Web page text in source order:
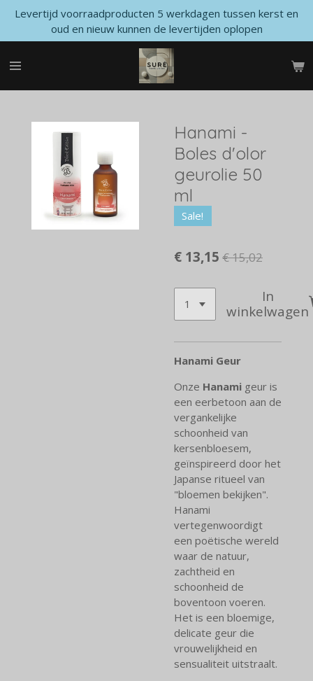
Ga
naar
de
Levertijd voorraadproducten 5 werkdagen tussen kerst en
oud en nieuw kunnen de levertijden oplopen
Hanami -
Boles d'olor
geurolie 50
ml
Sale!
€ 13,15 € 15,02
In
winkelwagen
Hanami Geur
Onze Hanami geur is
een eerbetoon aan de
vergankelijke
schoonheid van
kersenbloesem,
geïnspireerd door het
Japanse ritueel van
"bloemen bekijken".
Hanami
vertegenwoordigt
een poëtische wereld
waar de natuur,
zachtheid en
schoonheid de
boventoon voeren.
Het is een bloemige,
delicate geur die
vrouwelijkheid en
sensualiteit uitstraalt.